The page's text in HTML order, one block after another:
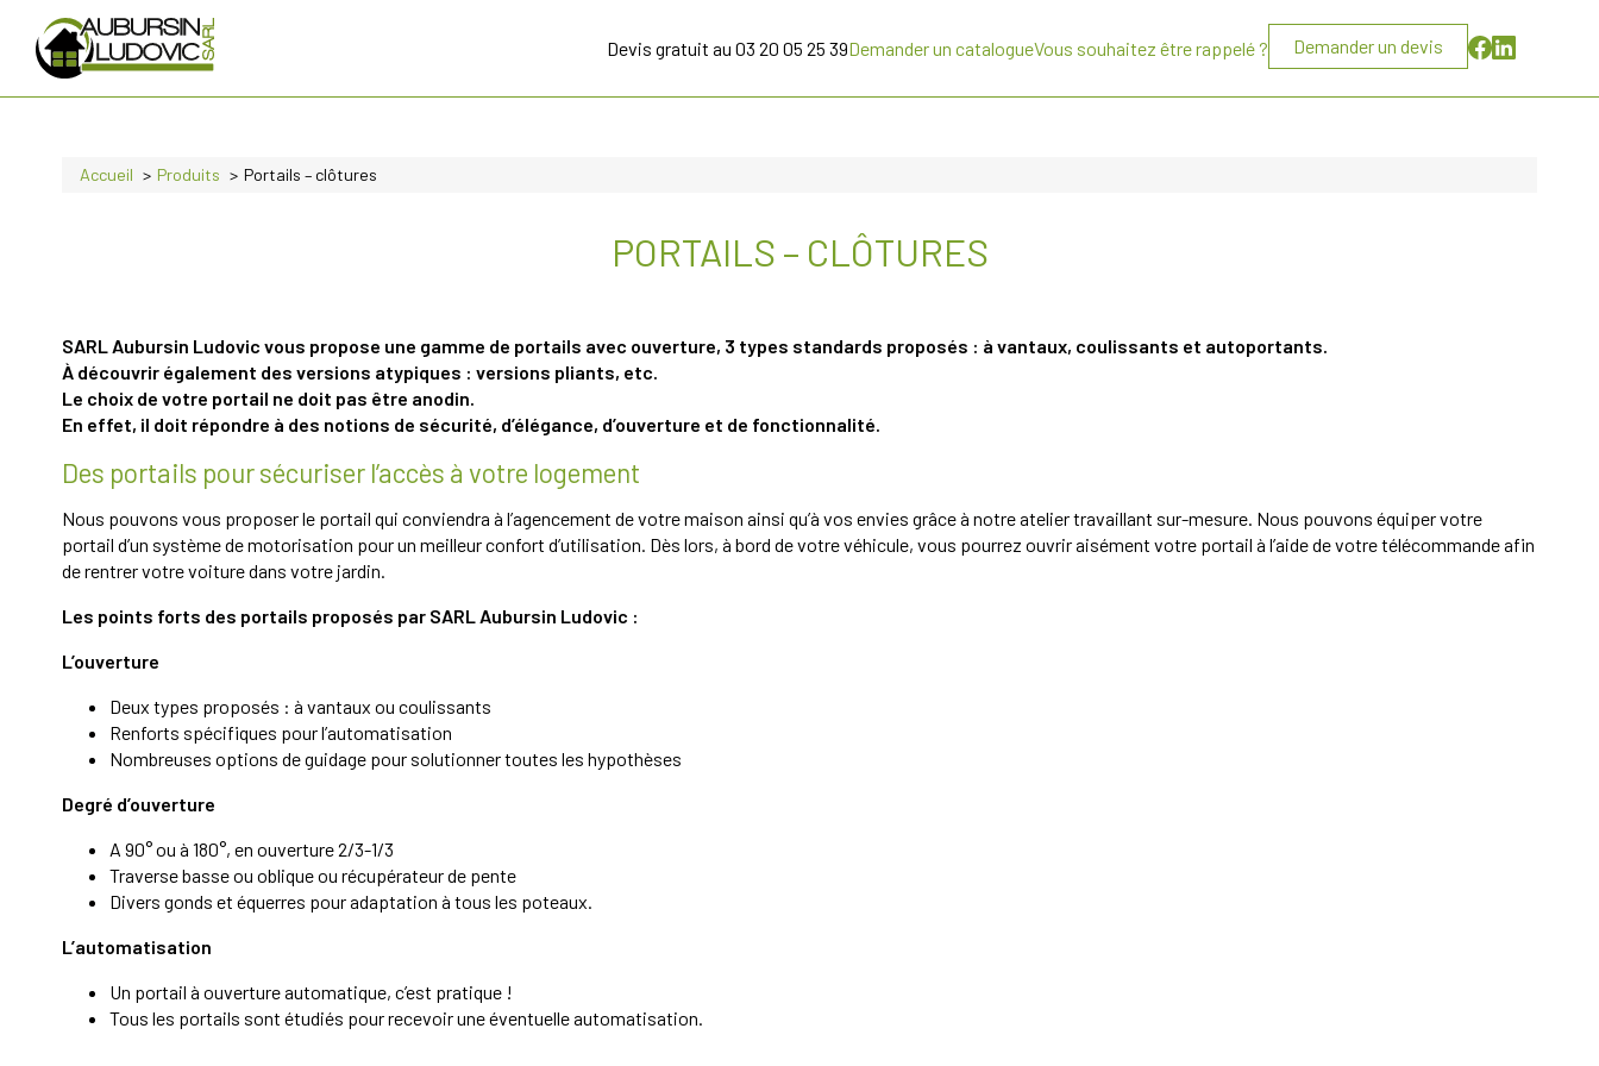
Devis gratuit au 03 20 05 25 39Demander un catalogueVous souhaitez être rappelé ? Demander un devis
Accueil Produits Portails – clôtures
PORTAILS – CLÔTURES
SARL Aubursin Ludovic vous propose une gamme de portails avec ouverture, 3 types standards proposés : à vantaux, coulissants et autoportants.
À découvrir également des versions atypiques : versions pliants, etc.
Le choix de votre portail ne doit pas être anodin.
En effet, il doit répondre à des notions de sécurité, d’élégance, d’ouverture et de fonctionnalité.
Des portails pour sécuriser l’accès à votre logement
Nous pouvons vous proposer le portail qui conviendra à l’agencement de votre maison ainsi qu’à vos envies grâce à notre atelier travaillant sur-mesure. Nous pouvons équiper votre
portail d’un système de motorisation pour un meilleur confort d’utilisation. Dès lors, à bord de votre véhicule, vous pourrez ouvrir aisément votre portail à l’aide de votre télécommande afin
de rentrer votre voiture dans votre jardin.
Les points forts des portails proposés par SARL Aubursin Ludovic :
L’ouverture
Deux types proposés : à vantaux ou coulissants
Renforts spécifiques pour l’automatisation
Nombreuses options de guidage pour solutionner toutes les hypothèses
Degré d’ouverture
A 90° ou à 180°, en ouverture 2/3-1/3
Traverse basse ou oblique ou récupérateur de pente
Divers gonds et équerres pour adaptation à tous les poteaux.
L’automatisation
Un portail à ouverture automatique, c’est pratique !
Tous les portails sont étudiés pour recevoir une éventuelle automatisation.